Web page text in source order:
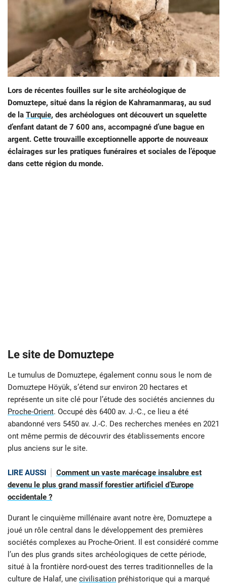
Lors de récentes fouilles sur le site archéologique de
Domuztepe, situé dans la région de Kahramanmaraş, au sud
de la Turquie, des archéologues ont découvert un squelette
d’enfant datant de 7 600 ans, accompagné d’une bague en
argent. Cette trouvaille exceptionnelle apporte de nouveaux
éclairages sur les pratiques funéraires et sociales de l’époque
dans cette région du monde.
Le site de Domuztepe
Le tumulus de Domuztepe, également connu sous le nom de
Domuztepe Höyük, s’étend sur environ 20 hectares et
représente un site clé pour l’étude des sociétés anciennes du
Proche-Orient. Occupé dès 6400 av. J.-C., ce lieu a été
abandonné vers 5450 av. J.-C. Des recherches menées en 2021
ont même permis de découvrir des établissements encore
plus anciens sur le site.
LIRE AUSSI
Comment un vaste marécage insalubre est
devenu le plus grand massif forestier artificiel d’Europe
occidentale ?
Durant le cinquième millénaire avant notre ère, Domuztepe a
joué un rôle central dans le développement des premières
sociétés complexes au Proche-Orient. Il est considéré comme
l’un des plus grands sites archéologiques de cette période,
situé à la frontière nord-ouest des terres traditionnelles de la
culture de Halaf, une civilisation préhistorique qui a marqué